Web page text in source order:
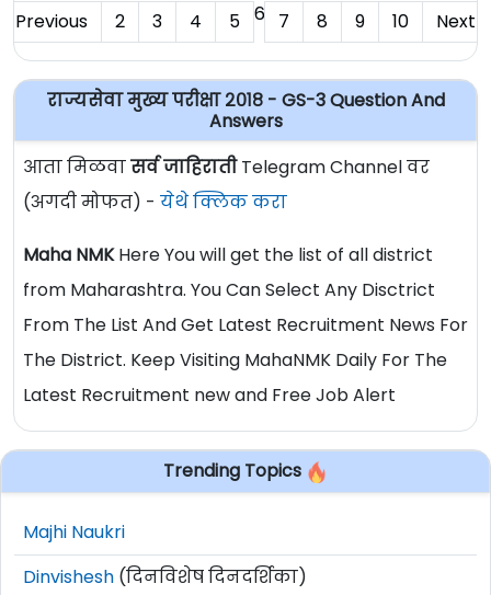
Previous
2 3 4 5 6 7 8 9 10 Next
राज्यसेवा मुख्य परीक्षा २०१८ - GS-3 Question And
Answers
आता मिळवासर्व जाहिरातीTelegram Channel वर
(अगदी मोफत) - येथे क्लिक करा
Maha NMKHere You will get the list of all district
from Maharashtra. You Can Select Any Disctrict
From The List And Get Latest Recruitment News For
The District. Keep Visiting MahaNMK Daily For The
Latest Recruitment new and Free Job Alert
Trending Topics
Majhi Naukri
Dinvishesh (दिनविशेष दिनदर्शिका)